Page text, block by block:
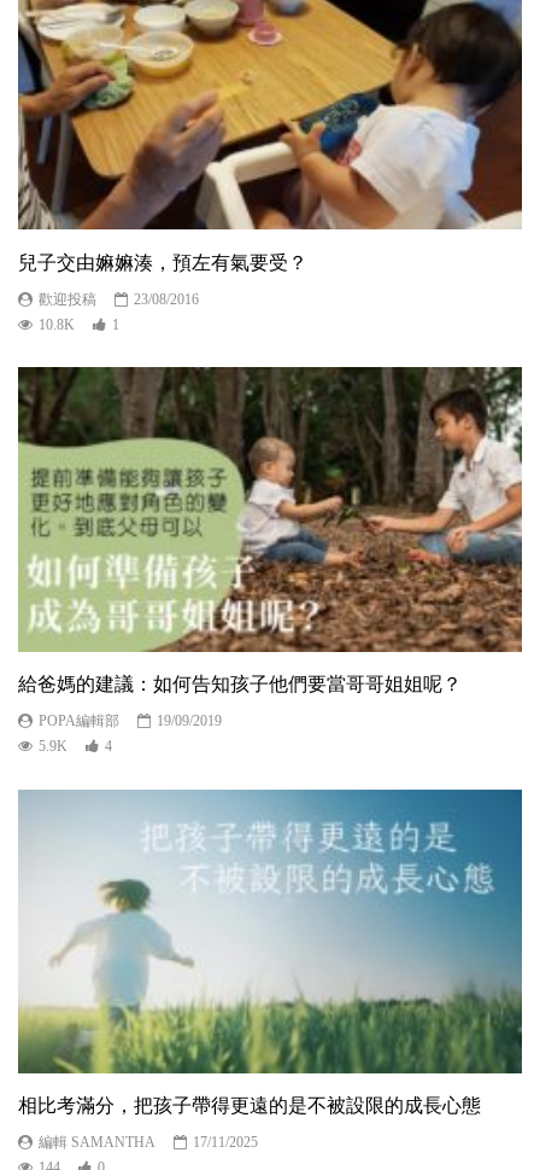
兒子交由嫲嫲湊，預左有氣要受？
歡迎投稿
23/08/2016
10.8K
1
給爸媽的建議：如何告知孩子他們要當哥哥姐姐呢？
POPA編輯部
19/09/2019
5.9K
4
相比考滿分，把孩子帶得更遠的是不被設限的成長心態
編輯 SAMANTHA
17/11/2025